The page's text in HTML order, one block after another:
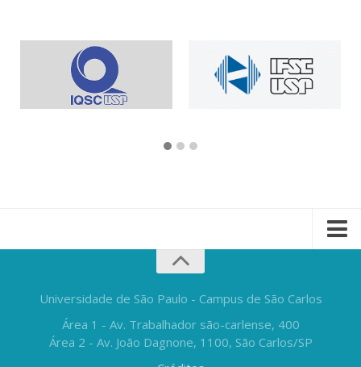
Universidade de São Paulo - Campus de São Carlos
Área 1 - Av. Trabalhador são-carlense, 400
Área 2 - Av. João Dagnone, 1100, São Carlos/SP